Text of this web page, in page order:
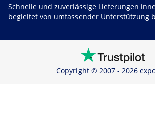
Schnelle und zuverlässige Lieferungen
begleitet von umfassender Unterstützung
Copyright © 2007 - 2026